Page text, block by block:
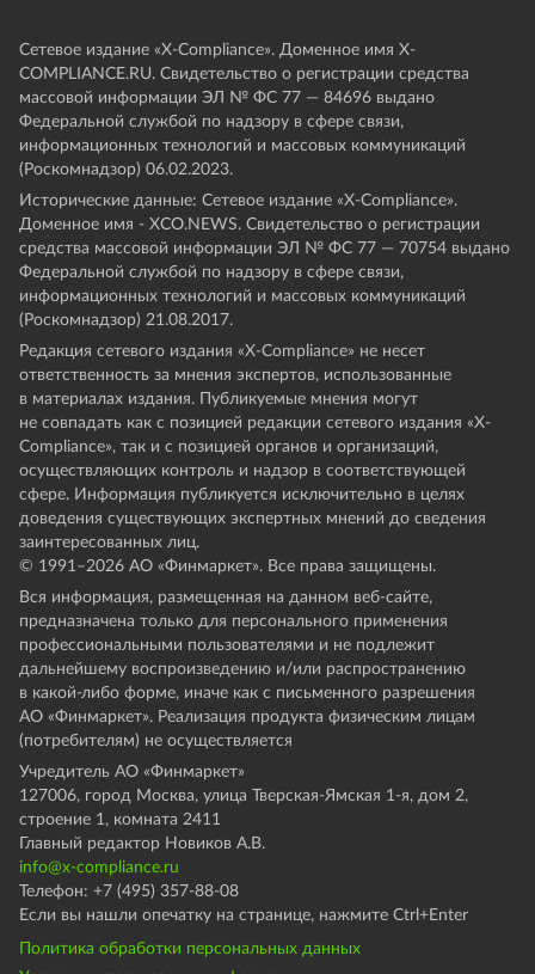
Сетевое издание «Х-Compliance». Доменное имя X-
COMPLIANCE.RU. Свидетельство о регистрации средства
массовой информации ЭЛ № ФС 77 — 84696 выдано
Федеральной службой по надзору в сфере связи,
информационных технологий и массовых коммуникаций
(Роскомнадзор) 06.02.2023.
Исторические данные: Сетевое издание «Х-Compliance».
Доменное имя - XCO.NEWS. Свидетельство о регистрации
средства массовой информации ЭЛ № ФС 77 — 70754 выдано
Федеральной службой по надзору в сфере связи,
информационных технологий и массовых коммуникаций
(Роскомнадзор) 21.08.2017.
Редакция сетевого издания «X-Compliance» не несет
ответственность за мнения экспертов, использованные
в материалах издания. Публикуемые мнения могут
не совпадать как с позицией редакции сетевого издания «X-
Compliance», так и с позицией органов и организаций,
осуществляющих контроль и надзор в соответствующей
сфере. Информация публикуется исключительно в целях
доведения существующих экспертных мнений до сведения
заинтересованных лиц.
© 1991–2026 АО «Финмаркет». Все права защищены.
Вся информация, размещенная на данном веб-сайте,
предназначена только для персонального применения
профессиональными пользователями и не подлежит
дальнейшему воспроизведению и/или распространению
в какой-либо форме, иначе как с письменного разрешения
АО «Финмаркет». Реализация продукта физическим лицам
(потребителям) не осуществляется
Учредитель АО «Финмаркет»
127006, город Москва, улица Тверская-Ямская 1-я, дом 2,
строение 1, комната 2411
Главный редактор Новиков А.В.
info@x-compliance.ru
Телефон: +7 (495) 357-88-08
Если вы нашли опечатку на странице, нажмите Ctrl+Enter
Политика обработки персональных данных